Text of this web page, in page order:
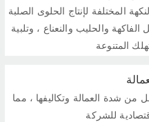
المختلفة لإنتاج الحلوى الصلبة
والحليب والنعناع ، وتلبية
من شدة العمالة وتكاليفها ، مما